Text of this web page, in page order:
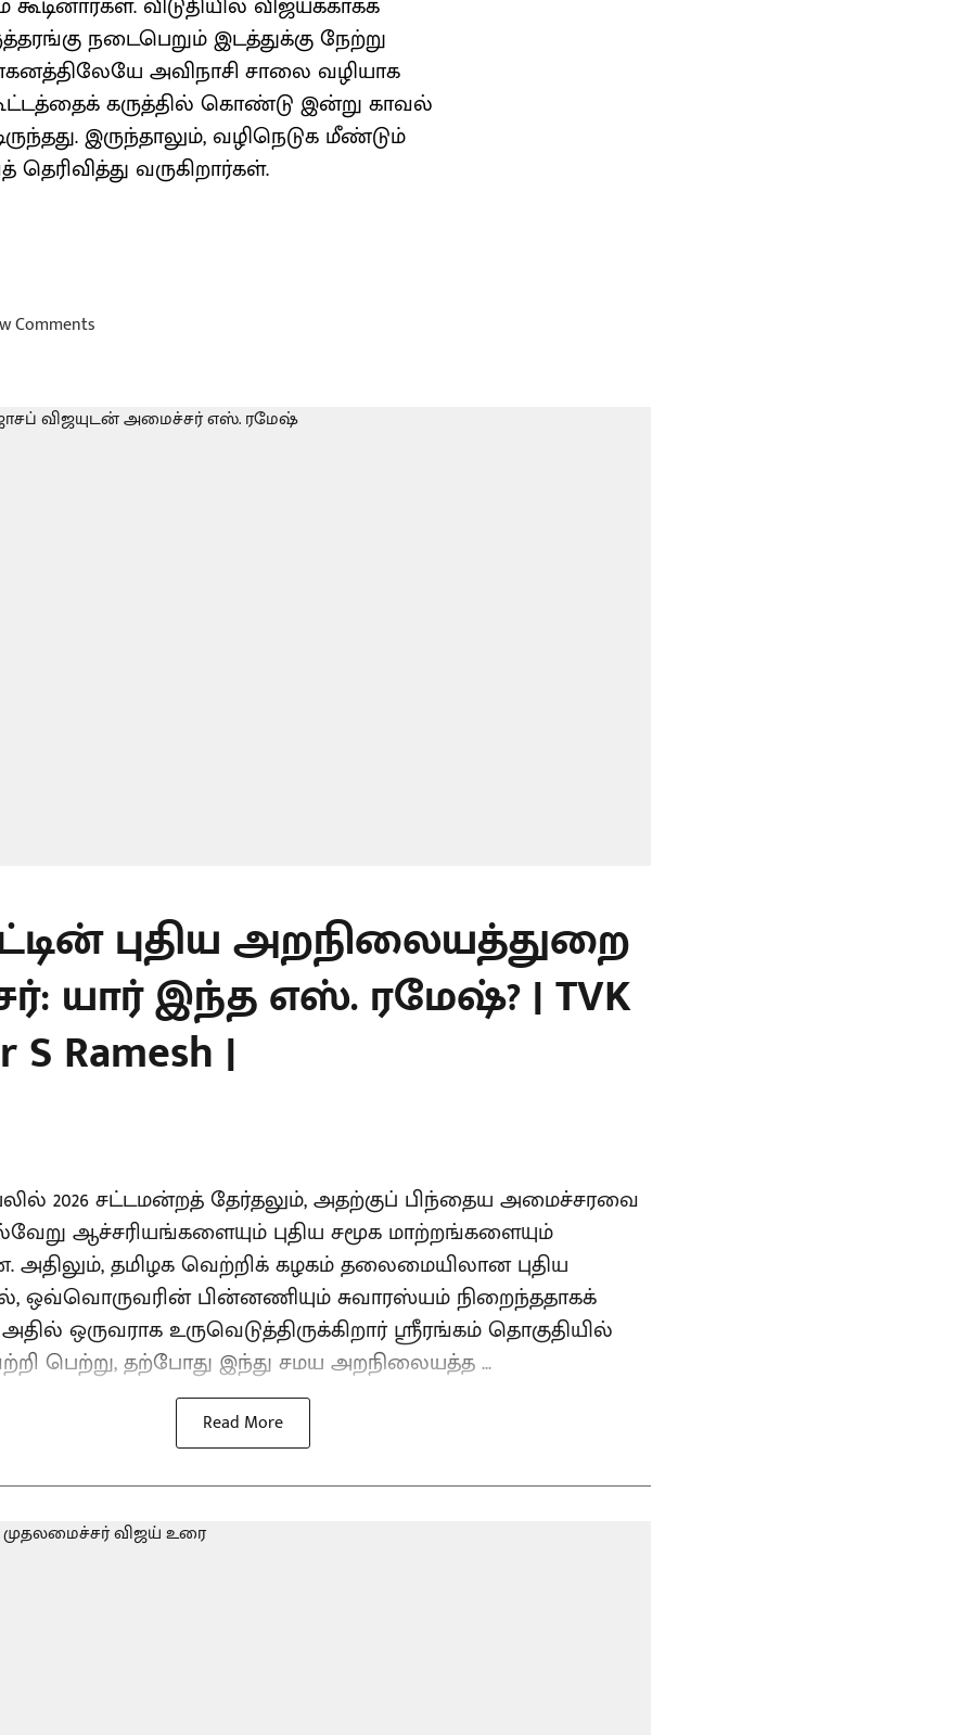
நடைபெறும் இடத்துக்கு நேற்று
அவிநாசி சாலை வழியாக
கருத்தில் கொண்டு இன்று காவல்
இருந்தாலும், வழிநெடுக மீண்டும்
வருகிறார்கள்.
Comments
புதிய அறநிலையத்துறை
யார் இந்த எஸ். ரமேஷ்? | TVK
Ramesh |
2026 சட்டமன்றத் தேர்தலும், அதற்குப் பிந்தைய அமைச்சரவை
ஆச்சரியங்களையும் புதிய சமூக மாற்றங்களையும்
அதிலும், தமிழக வெற்றிக் கழகம் தலைமையிலான புதிய
ஒவ்வொருவரின் பின்னணியும் சுவாரஸ்யம் நிறைந்ததாகக்
ஒருவராக உருவெடுத்திருக்கிறார் ஸ்ரீரங்கம் தொகுதியில்
பெற்று, தற்போது இந்து சமய அறநிலையத்த ...
Read More